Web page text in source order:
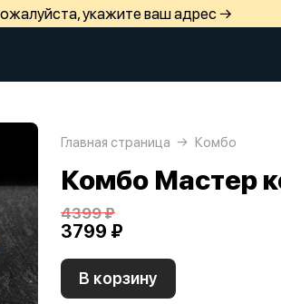
укажите ваш адрес →
Главная страница Комбо
Комбо Мастер
4399 ₽
3799 ₽
В корзину